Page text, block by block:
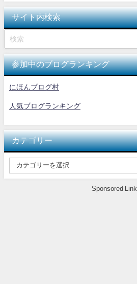
サイト内検索
参加中のブログランキング
にほんブログ村
人気ブログランキング
カテゴリー
Sponsored Link